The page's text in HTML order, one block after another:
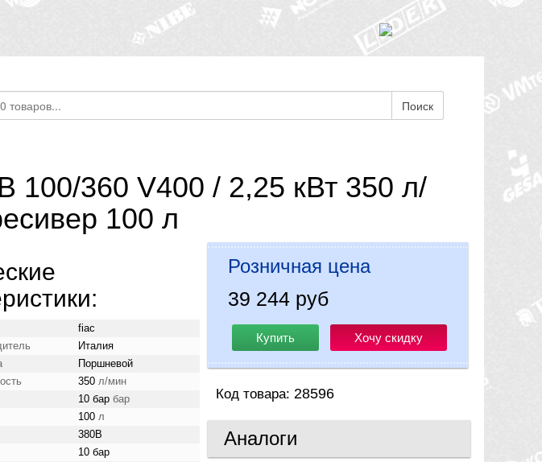
Поиск
100/360 V400 / 2,25 кВт 350 л/
100 л
fiac
Италия
Поршневой
350 л/мин
10 бар бар
100 л
380В
10 бар
Розничная цена
39 244 руб
Купить Хочу скидку
Код товара: 28596
Аналоги